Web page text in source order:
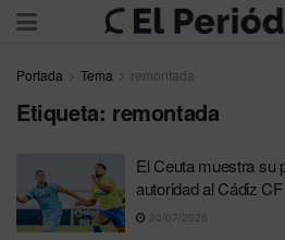
Portada Tema remontada
Etiqueta: remontada
El Ceuta muestra su
autoridad al Cádiz
30/07/2026